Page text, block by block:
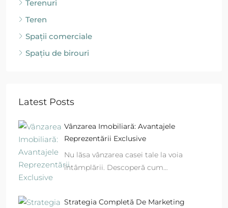
Terenuri
Teren
Spații comerciale
Spațiu de birouri
Latest Posts
Vânzarea Imobiliară: Avantajele
Reprezentării Exclusive
Nu lăsa vânzarea casei tale la voia
întâmplării. Descoperă cum…
Strategia Completă De Marketing